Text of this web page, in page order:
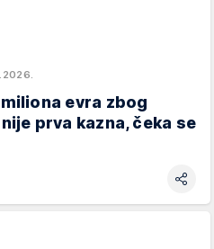
evra zbog
prva kazna, čeka se